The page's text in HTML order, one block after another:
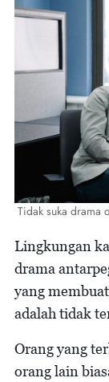
Tidak suka drama
Lingkungan
drama
yang
adalah tidak
Orang yang
orang lain